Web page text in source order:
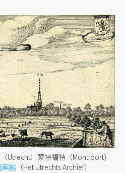
Utrecht）蒙特福特（Montfoort）
案館 （Het Utrechts Archief）